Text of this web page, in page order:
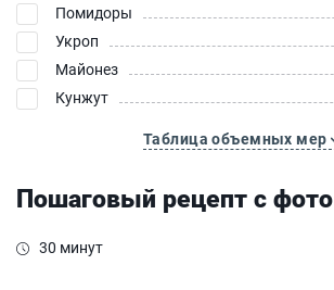
Помидоры
Укроп
Майонез
Кунжут
Таблица объемных мер
Пошаговый рецепт с фото
30 минут